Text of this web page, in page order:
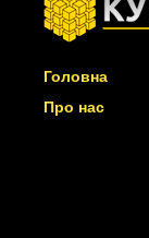
Головна
Про нас